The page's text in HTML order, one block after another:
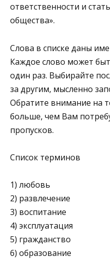
ответственности и
общества».
Слова в списке даны
Каждое слово может
один раз. Выбирайте
за другим, мысленно
Обратите внимание на
больше, чем Вам
пропусков.
Список терминов
1) любовь
2) развлечение
3) воспитание
4) эксплуатация
5) гражданство
6) образование